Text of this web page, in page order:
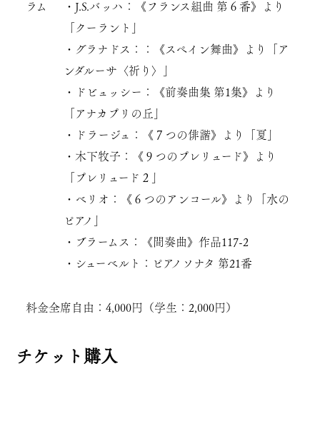
ラム
・J.S.バッハ：《フランス組曲 第６番》より
「クーラント」
・グラナドス：：《スペイン舞曲》より「ア
ンダルーサ〈祈り〉」
・ドビュッシー：《前奏曲集 第1集》より
「アナカプリの丘」
・ドラージュ：《７つの俳諧》より「夏」
・木下牧子：《９つのプレリュード》より
「プレリュード２」
・ベリオ：《６つのアンコール》より「水の
ピアノ」
・ブラームス：《間奏曲》作品117-2
・シューベルト：ピアノソナタ 第21番
料金全席自由：4,000円（学生：2,000円）
チケット購入